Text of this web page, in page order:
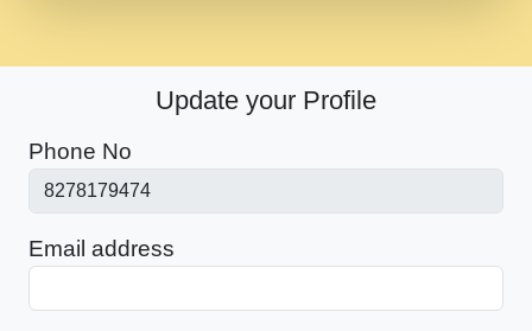
Update your Profile
Phone No
Email address